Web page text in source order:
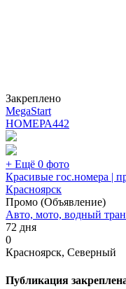
Закреплено
MegaStart
НОМЕРА442
+ Ещё 0 фото
Красивые гос.номера |
Красноярск
Промо (Объявление)
Авто, мото, водный
72 дня
0
Красноярск, Северный
Публикация